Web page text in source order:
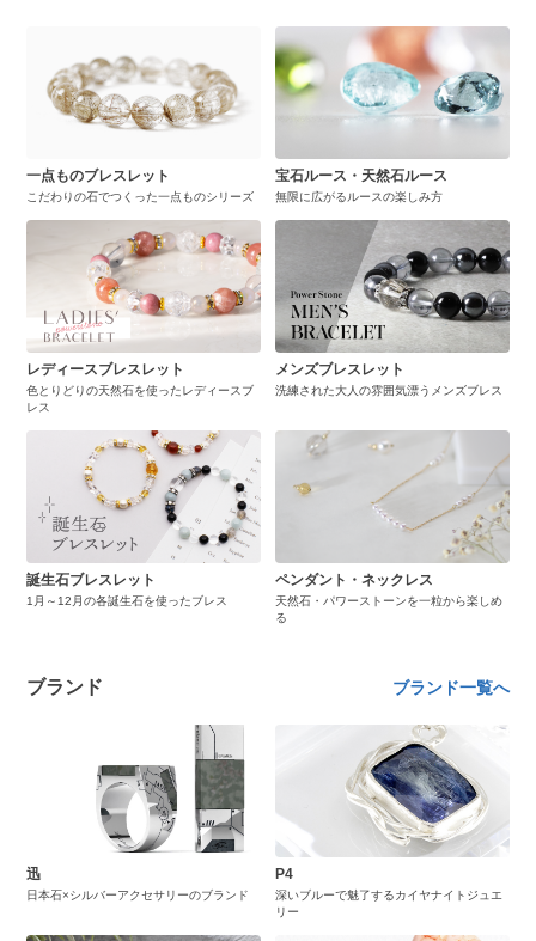
一点ものブレスレット
こだわりの石でつくった一点ものシリーズ
宝石ルース・天然石ルース
無限に広がるルースの楽しみ方
レディースブレスレット
色とりどりの天然石を使ったレディースブ
レス
メンズブレスレット
洗練された大人の雰囲気漂うメンズブレス
誕生石ブレスレット
1月～12月の各誕生石を使ったブレス
ペンダント・ネックレス
天然石・パワーストーンを一粒から楽しめ
る
ブランド ブランド一覧へ
迅
日本石×シルバーアクセサリーのブランド
P4
深いブルーで魅了するカイヤナイトジュエ
リー